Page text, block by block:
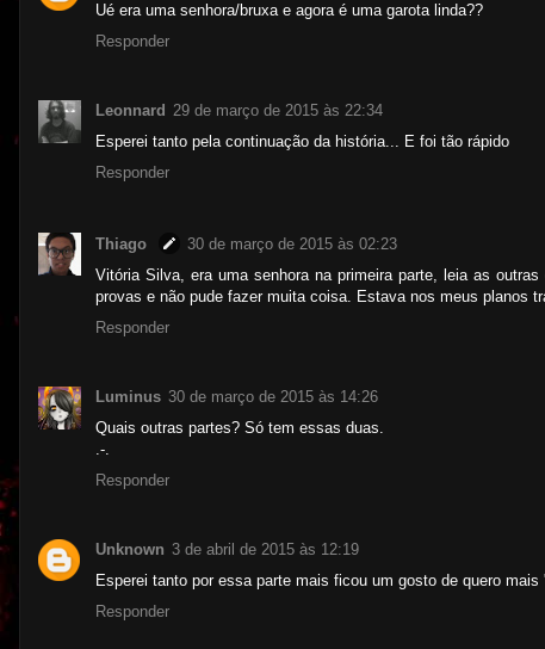
Ué era uma senhora/bruxa e agora é uma garota linda??
Responder
Leonnard 29 de março de 2015 às 22:34
Esperei tanto pela continuação da história... E foi tão rápido
Responder
Thiago
30 de março de 2015 às 02:23
Vitória Silva, era uma senhora na primeira parte, leia as
provas e não pude fazer muita coisa. Estava nos meus planos
Responder
Luminus 30 de março de 2015 às 14:26
Quais outras partes? Só tem essas duas.
.-.
Responder
Unknown 3 de abril de 2015 às 12:19
Esperei tanto por essa parte mais ficou um gosto de quero mais
Responder